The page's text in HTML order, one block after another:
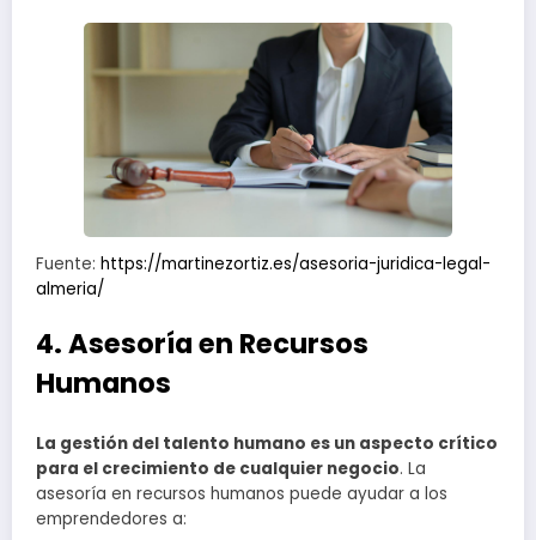
Fuente: https://martinezortiz.es/asesoria-juridica-legal-
almeria/
4. Asesoría en Recursos
Humanos
La gestión del talento humano es un aspecto crítico
para el crecimiento de cualquier negocio. La
asesoría en recursos humanos puede ayudar a los
emprendedores a: